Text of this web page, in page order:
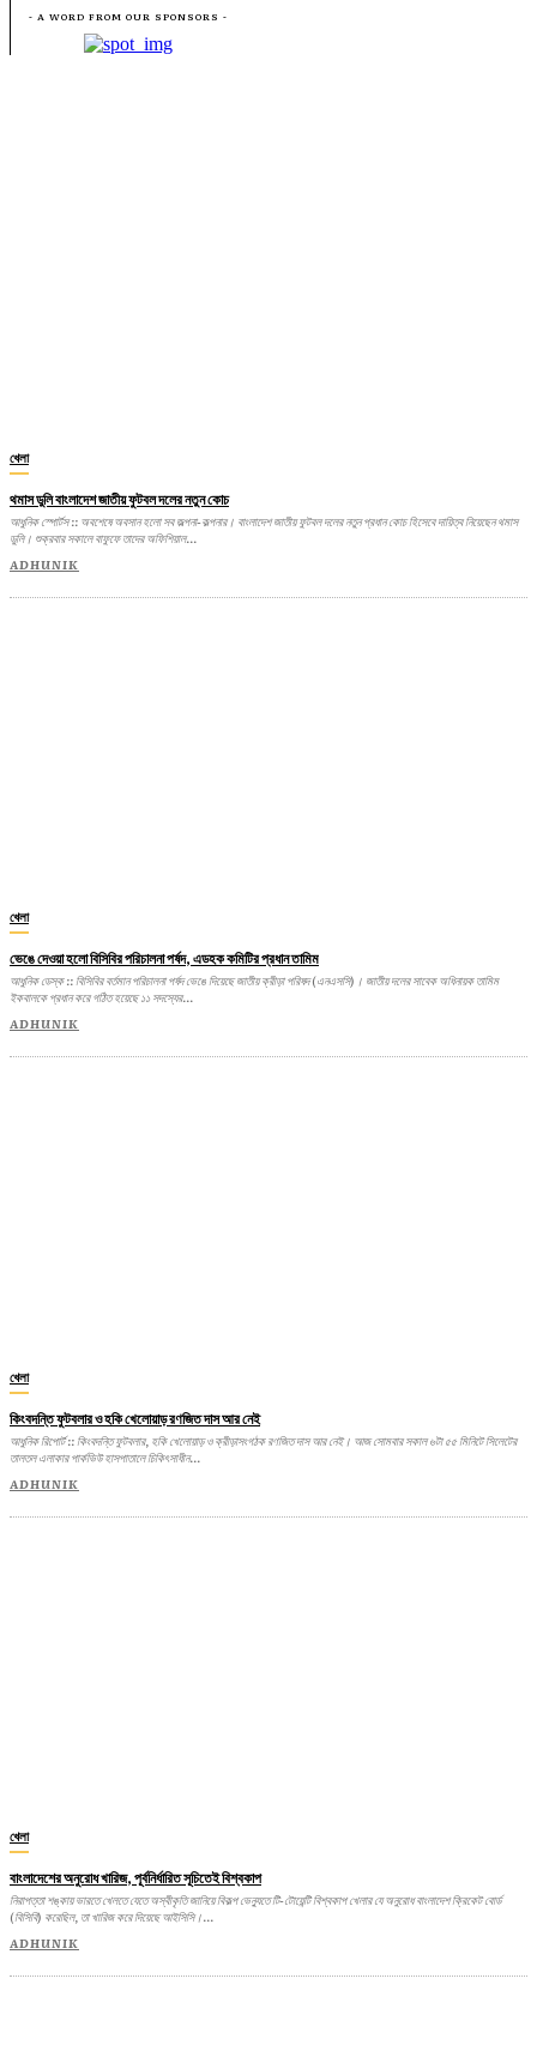
খেলা
থমাস ডুলি বাংলাদেশ জাতীয় ফুটবল দলের নতুন কোচ
আধুনিক স্পোর্টস :: অবশেষে অবসান হলো সব জল্পনা-কল্পনার। বাংলাদেশ জাতীয় ফুটবল দলের নতুন প্রধান কোচ হিসেবে দায়িত্ব নিয়েছেন থমাস
ডুলি। শুক্রবার সকালে বাফুফে তাদের অফিশিয়াল...
ADHUNIK
খেলা
ভেঙে দেওয়া হলো বিসিবির পরিচালনা পর্ষদ, এডহক কমিটির প্রধান তামিম
আধুনিক ডেস্ক :: বিসিবির বর্তমান পরিচালনা পর্ষদ ভেঙে দিয়েছে জাতীয় ক্রীড়া পরিষদ (এনএসসি)। জাতীয় দলের সাবেক অধিনায়ক তামিম
ইকবালকে প্রধান করে গঠিত হয়েছে ১১ সদস্যের...
ADHUNIK
খেলা
কিংবদন্তি ফুটবলার ও হকি খেলোয়াড় রণজিত দাস আর নেই
আধুনিক রিপোর্ট :: কিংবদন্তি ফুটবলার, হকি খেলোয়াড় ও ক্রীড়াসংগঠক রণজিত দাস আর নেই। আজ সোমবার সকাল ৬টা ৫৫ মিনিটে সিলেটের
তালতল এলাকার পার্কভিউ হাসপাতালে চিকিৎসাধীন...
ADHUNIK
খেলা
বাংলাদেশের অনুরোধ খারিজ, পূর্বনির্ধারিত সূচিতেই বিশ্বকাপ
নিরাপত্তা শঙ্কায় ভারতে খেলতে যেতে অস্বীকৃতি জানিয়ে বিকল্প ভেন্যুতে টি-টোয়েন্টি বিশ্বকাপ খেলার যে অনুরোধ বাংলাদেশ ক্রিকেট বোর্ড
(বিসিবি) করেছিল, তা খারিজ করে দিয়েছে আইসিসি।...
ADHUNIK
- A WORD FROM OUR SPONSORS -